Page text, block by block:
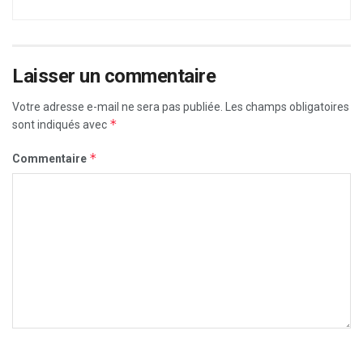
Laisser un commentaire
Votre adresse e-mail ne sera pas publiée. Les champs obligatoires
sont indiqués avec *
Commentaire *